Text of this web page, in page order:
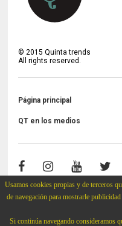
Usamos cookies propias y de terceros
de navegación para mostrarle
Si continúa navegando consideramos
© 2015 Quinta trends
All rights reserved.
Página principal
QT en los medios